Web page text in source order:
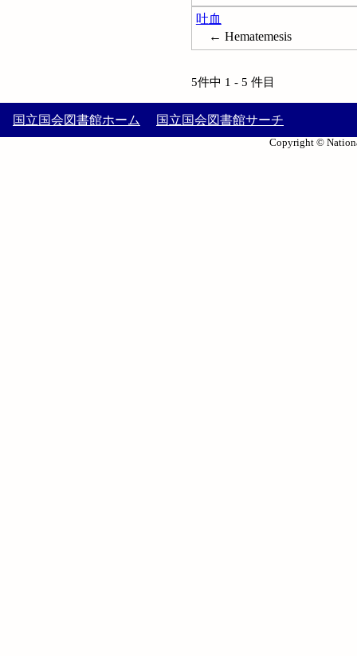
吐血
← Hematemesis
5件中 1 - 5 件目
国立国会図書館ホーム 国立国会図書館サーチ
Copyright ©